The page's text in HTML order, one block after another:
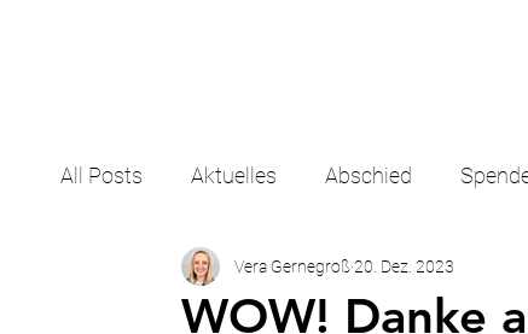
All Posts Aktuelles Abschied
WOW! Danke
Vera Gernegroß20. Dez. 2023